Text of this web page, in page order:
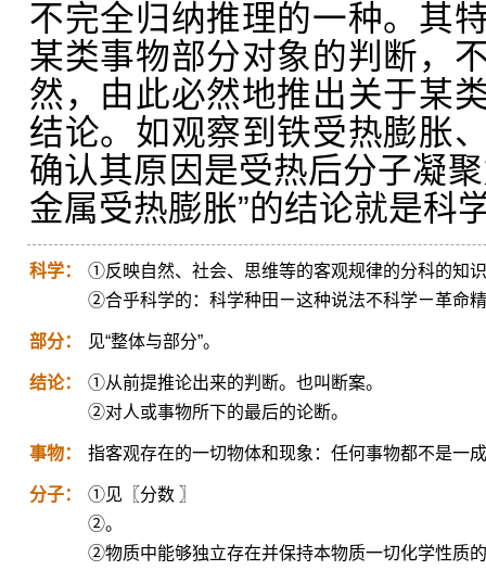
不完全归纳推理的一种。其
某类事物部分对象的判断，
然，由此必然地推出关于某
结论。如观察到铁受热膨胀
确认其原因是受热后分子凝
金属受热膨胀”的结论就是科
科学：
①反映自然、社会、思维等的客观规律的分科的知
②合乎科学的：科学种田ㄧ这种说法不科学ㄧ革命
部分： 见“整体与部分”。
结论：
①从前提推论出来的判断。也叫断案。
②对人或事物所下的最后的论断。
事物： 指客观存在的一切物体和现象：任何事物都不是一
分子：
①见〖分数 〗
②。
②物质中能够独立存在并保持本物质一切化学性质